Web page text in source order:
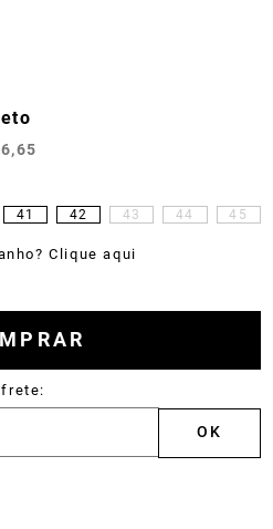
,65
41 42 43 44 45
Clique aqui